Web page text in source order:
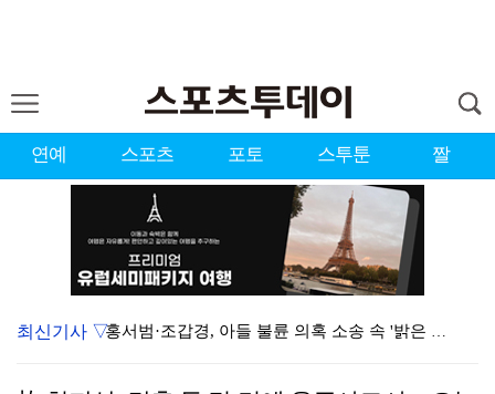
연예 스포츠 포토 스투툰 짤
홍서범·조갑경, 아들 불륜 의혹 소송 속 '밝은 근황'…
최신기사 ▽